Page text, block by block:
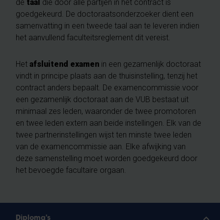
de taal die door alle partijen in het contract is
goedgekeurd. De doctoraatsonderzoeker dient een
samenvatting in een tweede taal aan te leveren indien
het aanvullend faculteitsreglement dit vereist.
Het afsluitend examen in een gezamenlijk doctoraat
vindt in principe plaats aan de thuisinstelling, tenzij het
contract anders bepaalt. De examencommissie voor
een gezamenlijk doctoraat aan de VUB bestaat uit
minimaal zes leden, waaronder de twee promotoren
en twee leden extern aan beide instellingen. Elk van de
twee partnerinstellingen wijst ten minste twee leden
van de examencommissie aan. Elke afwijking van
deze samenstelling moet worden goedgekeurd door
het bevoegde facultaire orgaan.
Diploma's